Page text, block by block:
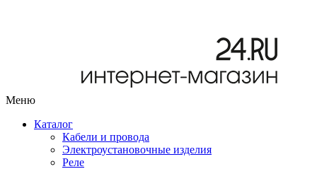
Меню
Каталог
Кабели и провода
Электроустановочные изделия
Реле